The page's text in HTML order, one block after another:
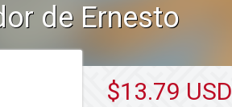
de Ernesto
$13.79 USD